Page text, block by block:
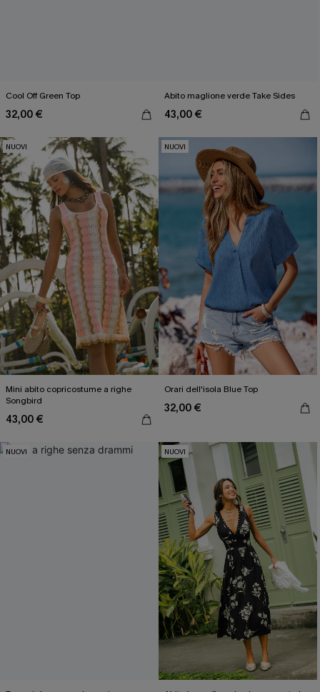
Cool Off Green Top
32,00 €
Abito maglione verde Take Sides
43,00 €
NUOVI
Mini abito copricostume a righe
Songbird
43,00 €
NUOVI
Orari dell'isola Blue Top
32,00 €
NUOVI NUOVI